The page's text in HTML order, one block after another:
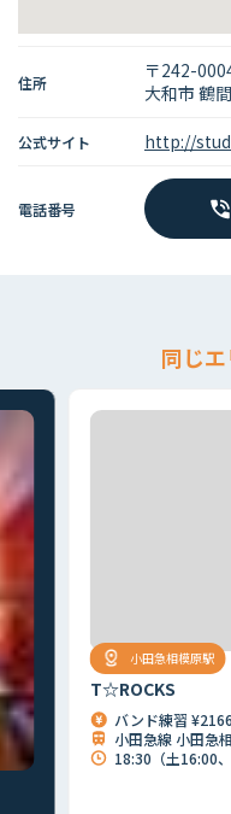
住所
〒242-
大和市 鶴
公式サイト http://
電話番号
同じ
小田急相模原駅
T☆ROCKS
バンド練習
小田急線 小田急
18:30（土16:00、日祝